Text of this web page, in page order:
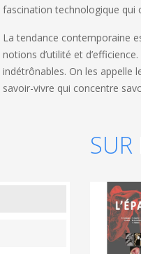
fascination technologique qui
La tendance contemporaine
notions d’utilité et
indétrônables. On les appelle
savoir-vivre qui concentre
SUR